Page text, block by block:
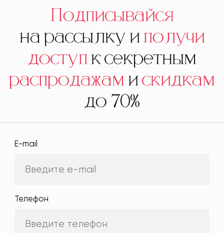
Подписывайся
на рассылку иполучи
доступк секретным
распродажамискидкам
до 70%
E-mail
Телефон